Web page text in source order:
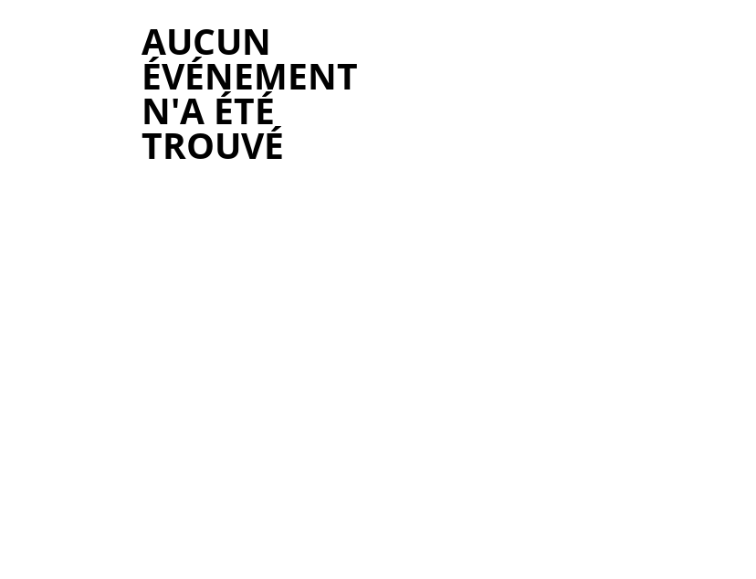
AUCUN
ÉVÉNEMENT
N'A ÉTÉ
TROUVÉ